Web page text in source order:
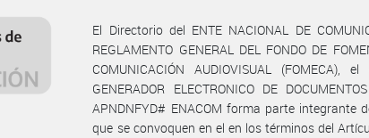
El Directorio del ENTE NACIONAL DE
REGLAMENTO GENERAL DEL FONDO DE
COMUNICACIÓN AUDIOVISUAL
GENERADOR ELECTRONICO DE
APNDNFYD# ENACOM forma parte integrante
que se convoquen en el en los términos del